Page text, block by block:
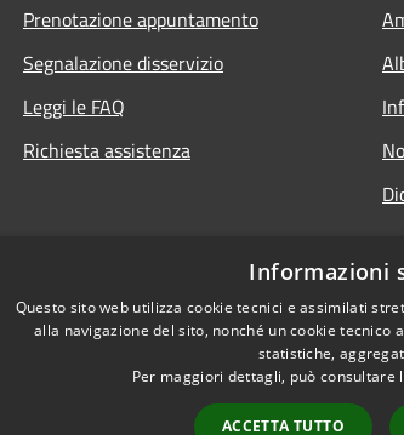
Prenotazione appuntamento
Segnalazione disservizio
Leggi le FAQ
Richiesta assistenza
Informazioni
Questo sito web utilizza cookie tecnici e assimilati
alla navigazione del sito, nonché un cookie
statistiche,
Per maggiori dettagli, può consultare
ACCETTA TUTTO